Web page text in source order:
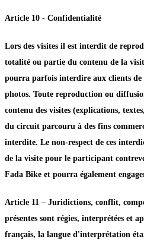
Article 10 - Confidentialité
Lors des visites il est interdit de
totalité ou partie du contenu de la
pourra parfois interdire aux clients de
photos. Toute reproduction ou
contenu des visites (explications,
du circuit parcouru à des fins
interdite. Le non-respect de ces
de la visite pour le participant
Fada Bike et pourra également
Article 11 – Juridictions, conflit,
présentes sont régies, interprétées et
français, la langue d'interprétation